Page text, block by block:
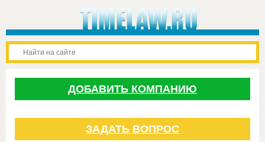
ДОБАВИТЬ КОМПАНИЮ
ЗАДАТЬ ВОПРОС